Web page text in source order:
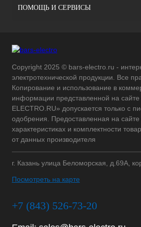
ПОМОЩЬ И СЕРВИСЫ
Copyright 2025 © bars-electro.ru -
электротехнической продукции. Все
Копирование и использование в
информации представленной на сайте
ELECTRO.RU» допускается только с
одобрения. Предоставленная на
характеристиках и комплектности
от данных производителя
г. Казань улица Беломорская, д.69А,
Посмотреть на карте
+7 (843) 526-73-20